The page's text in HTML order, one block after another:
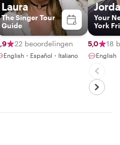
Laura
The Singer Tour
Guide
22 beoordelingen
English・Español・Italiano
Your
York
5,0 18
English